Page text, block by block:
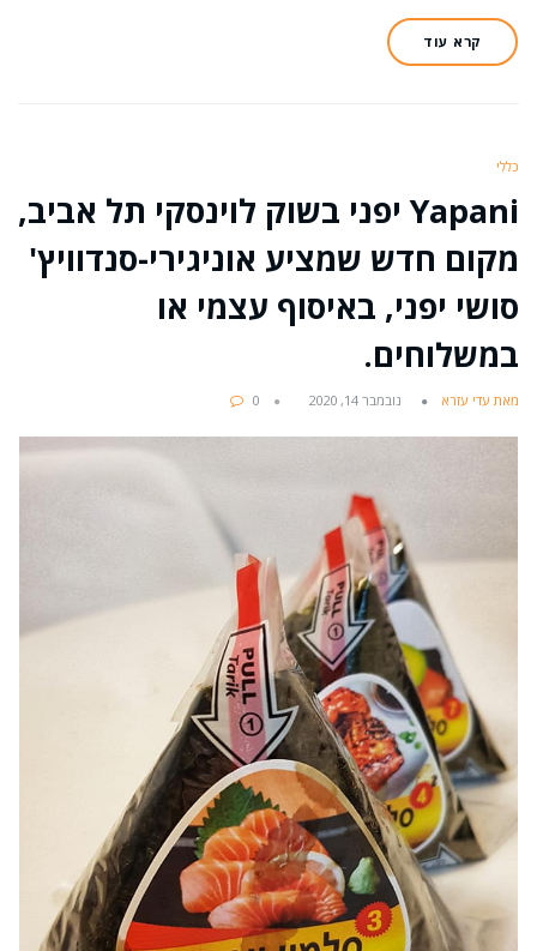
קרא עוד
כללי
Yapani יפני בשוק לוינסקי תל אביב,
מקום חדש שמציע אוניגירי-סנדוויץ'
סושי יפני, באיסוף עצמי או
במשלוחים.
מאת עדי עזרא נובמבר 14, 2020 0